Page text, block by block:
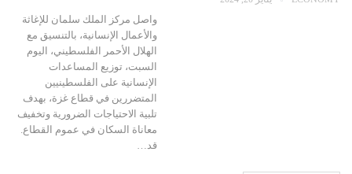
واصل مركز الملك سلمان للإغاثة
والأعمال الإنسانية، بالتنسيق مع
الهلال الأحمر الفلسطيني، اليوم
السبت، توزيع المساعدات
الإنسانية على الفلسطينيين
المتضررين في قطاع غزة، بهدف
تلبية الاحتياجات الضرورية وتخفيف
معاناة السكان في عموم القطاع.
قد…